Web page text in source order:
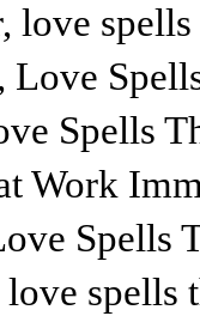
love
Spells
Work
Spells